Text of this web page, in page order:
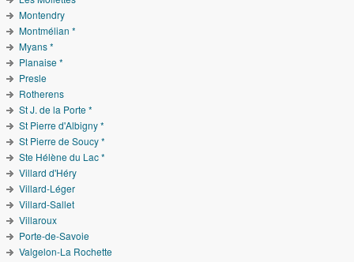
Montendry
Montmélian *
Myans *
Planaise *
Presle
Rotherens
St J. de la Porte *
St Pierre d'Albigny *
St Pierre de Soucy *
Ste Hélène du Lac *
Villard d'Héry
Villard-Léger
Villard-Sallet
Villaroux
Porte-de-Savoie
Valgelon-La Rochette